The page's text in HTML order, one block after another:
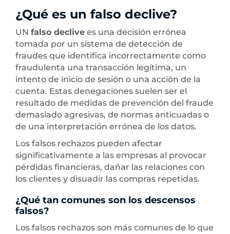
¿Qué es un falso declive?
UN falso declive es una decisión errónea
tomada por un sistema de detección de
fraudes que identifica incorrectamente como
fraudulenta una transacción legítima, un
intento de inicio de sesión o una acción de la
cuenta. Estas denegaciones suelen ser el
resultado de medidas de prevención del fraude
demasiado agresivas, de normas anticuadas o
de una interpretación errónea de los datos.
Los falsos rechazos pueden afectar
significativamente a las empresas al provocar
pérdidas financieras, dañar las relaciones con
los clientes y disuadir las compras repetidas.
¿Qué tan comunes son los descensos
falsos?
Los falsos rechazos son más comunes de lo que